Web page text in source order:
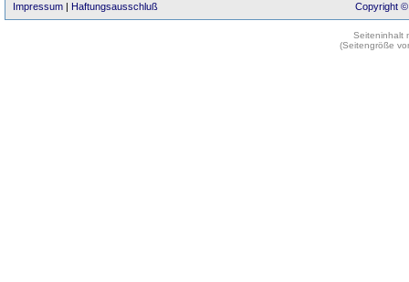
Impressum | Haftungsausschluß Copyright ©
Seiteninhalt
(Seitengröße